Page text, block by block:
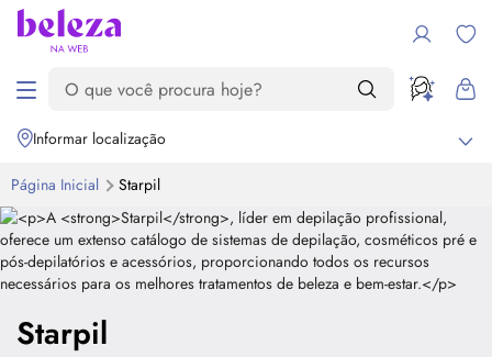
Informar localização
Página Inicial Starpil
Starpil